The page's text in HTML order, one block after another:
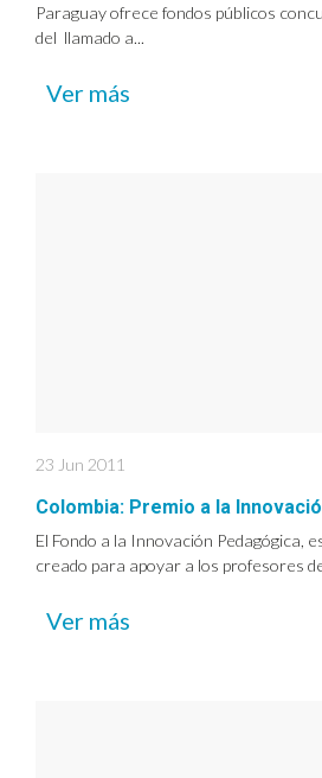
Paraguay ofrece fondos públicos
del llamado a...
Ver más
23 Jun 2011
Colombia: Premio a la
El Fondo a la Innovación Pedagógica,
creado para apoyar a los profesores
Ver más